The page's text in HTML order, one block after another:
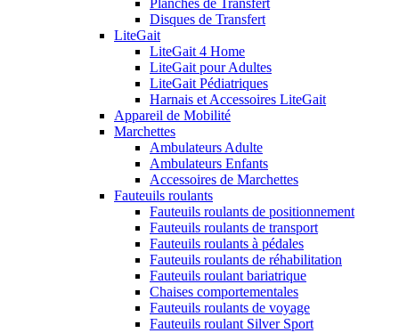
Planches de Transfert
Disques de Transfert
LiteGait
LiteGait 4 Home
LiteGait pour Adultes
LiteGait Pédiatriques
Harnais et Accessoires LiteGait
Appareil de Mobilité
Marchettes
Ambulateurs Adulte
Ambulateurs Enfants
Accessoires de Marchettes
Fauteuils roulants
Fauteuils roulants de positionnement
Fauteuils roulants de transport
Fauteuils roulants à pédales
Fauteuils roulants de réhabilitation
Fauteuils roulant bariatrique
Chaises comportementales
Fauteuils roulants de voyage
Fauteuils roulant Silver Sport